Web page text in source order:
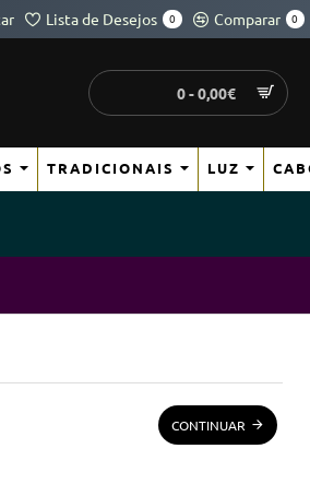
Lista de Desejos 0 Comparar 0
0 - 0,00€
TRADICIONAIS LUZ
CONTINUAR